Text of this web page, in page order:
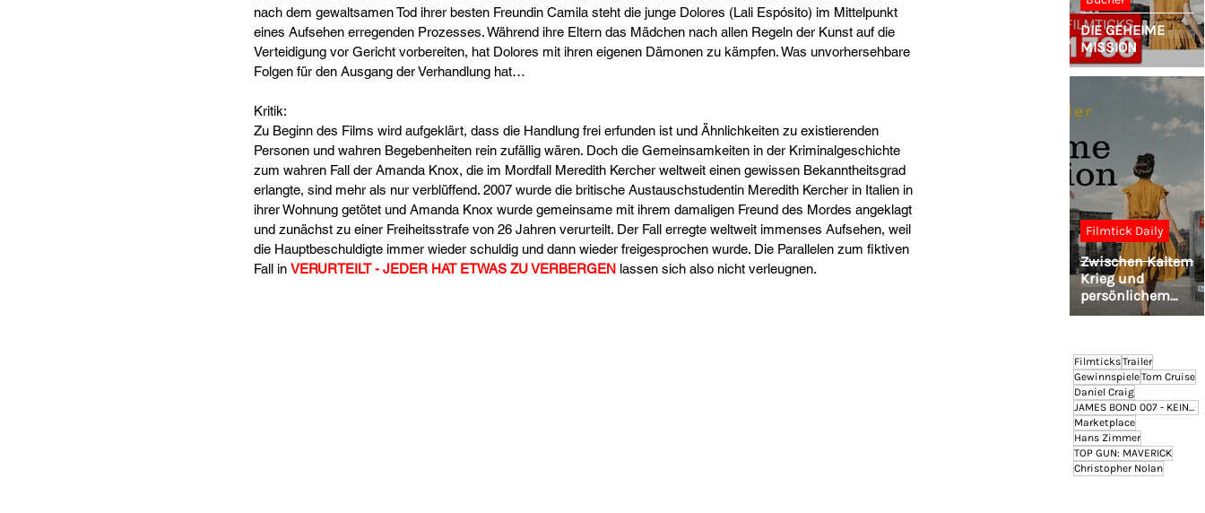
nach dem gewaltsamen Tod ihrer besten Freundin Camila steht die junge Dolores (Lali Espósito) im Mittelpunkt
eines Aufsehen erregenden Prozesses. Während ihre Eltern das Mädchen nach allen Regeln der Kunst auf die
Verteidigung vor Gericht vorbereiten, hat Dolores mit ihren eigenen Dämonen zu kämpfen. Was unvorhersehbare
Folgen für den Ausgang der Verhandlung hat…
Kritik:
Zu Beginn des Films wird aufgeklärt, dass die Handlung frei erfunden ist und Ähnlichkeiten zu existierenden
Personen und wahren Begebenheiten rein zufällig wären. Doch die Gemeinsamkeiten in der Kriminalgeschichte
zum wahren Fall der Amanda Knox, die im Mordfall Meredith Kercher weltweit einen gewissen Bekanntheitsgrad
erlangte, sind mehr als nur verblüffend. 2007 wurde die britische Austauschstudentin Meredith Kercher in Italien in
ihrer Wohnung getötet und Amanda Knox wurde gemeinsame mit ihrem damaligen Freund des Mordes angeklagt
und zunächst zu einer Freiheitsstrafe von 26 Jahren verurteilt. Der Fall erregte weltweit immenses Aufsehen, weil
die Hauptbeschuldigte immer wieder schuldig und dann wieder freigesprochen wurde. Die Parallelen zum fiktiven
Fall in VERURTEILT - JEDER HAT ETWAS ZU VERBERGEN lassen sich also nicht verleugnen.
DIE GEHEIME
MISSION
Zwischen Kaltem
Krieg und
persönlichem
Wiedersehen: Titus
auf Lesereise
Filmtick Daily
FilmticksTrailer
GewinnspieleTom Cruise
Daniel Craig
JAMES BOND 007 - KEINE ZEIT ZU STERBEN
Marketplace
Hans Zimmer
TOP GUN: MAVERICK
Christopher Nolan